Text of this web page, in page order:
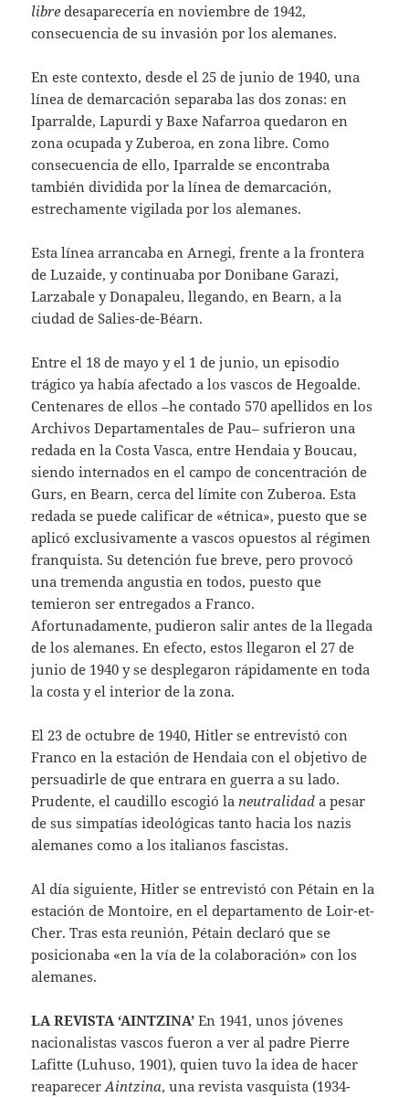
libre desaparecería en noviembre de 1942,
consecuencia de su invasión por los alemanes.
En este contexto, desde el 25 de junio de 1940, una
línea de demarcación separaba las dos zonas: en
Iparralde, Lapurdi y Baxe Nafarroa quedaron en
zona ocupada y Zuberoa, en zona libre. Como
consecuencia de ello, Iparralde se encontraba
también dividida por la línea de demarcación,
estrechamente vigilada por los alemanes.
Esta línea arrancaba en Arnegi, frente a la frontera
de Luzaide, y continuaba por Donibane Garazi,
Larzabale y Donapaleu, llegando, en Bearn, a la
ciudad de Salies-de-Béarn.
Entre el 18 de mayo y el 1 de junio, un episodio
trágico ya había afectado a los vascos de Hegoalde.
Centenares de ellos –he contado 570 apellidos en los
Archivos Departamentales de Pau– sufrieron una
redada en la Costa Vasca, entre Hendaia y Boucau,
siendo internados en el campo de concentración de
Gurs, en Bearn, cerca del límite con Zuberoa. Esta
redada se puede calificar de «étnica», puesto que se
aplicó exclusivamente a vascos opuestos al régimen
franquista. Su detención fue breve, pero provocó
una tremenda angustia en todos, puesto que
temieron ser entregados a Franco.
Afortunadamente, pudieron salir antes de la llegada
de los alemanes. En efecto, estos llegaron el 27 de
junio de 1940 y se desplegaron rápidamente en toda
la costa y el interior de la zona.
El 23 de octubre de 1940, Hitler se entrevistó con
Franco en la estación de Hendaia con el objetivo de
persuadirle de que entrara en guerra a su lado.
Prudente, el caudillo escogió la neutralidad a pesar
de sus simpatías ideológicas tanto hacia los nazis
alemanes como a los italianos fascistas.
Al día siguiente, Hitler se entrevistó con Pétain en la
estación de Montoire, en el departamento de Loir-et-
Cher. Tras esta reunión, Pétain declaró que se
posicionaba «en la vía de la colaboración» con los
alemanes.
LA REVISTA ‘AINTZINA’En 1941, unos jóvenes
nacionalistas vascos fueron a ver al padre Pierre
Lafitte (Luhuso, 1901), quien tuvo la idea de hacer
reaparecerAintzina, una revista vasquista (1934-